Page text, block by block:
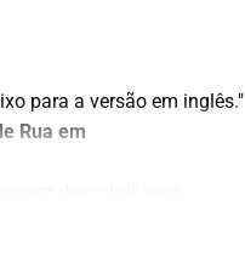
para a versão em inglês."
Rua em
um futuro. Isso é